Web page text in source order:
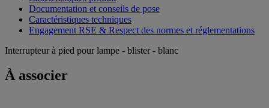
Documentation et conseils de pose
Caractéristiques techniques
Engagement RSE & Respect des normes et réglementations
Interrupteur à pied pour lampe - blister - blanc
À associer